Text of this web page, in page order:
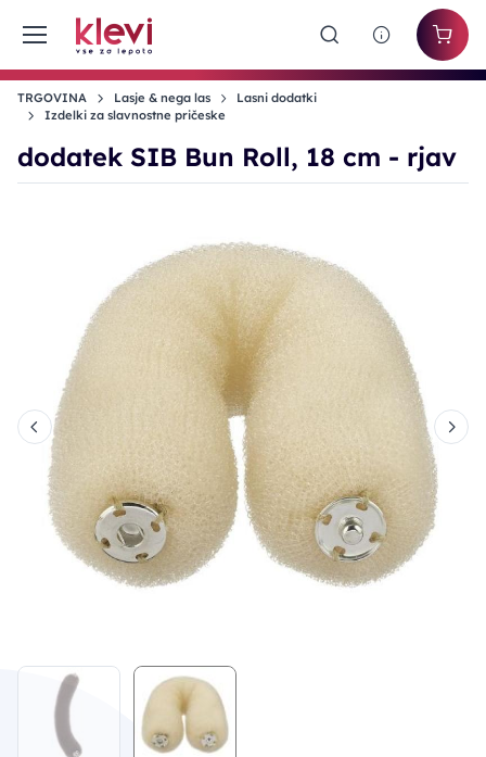
TRGOVINA Lasje & nega las
Lasni dodatki
Izdelki za slavnostne pričeske
dodatek SIB Bun Roll, 18 cm - rjav